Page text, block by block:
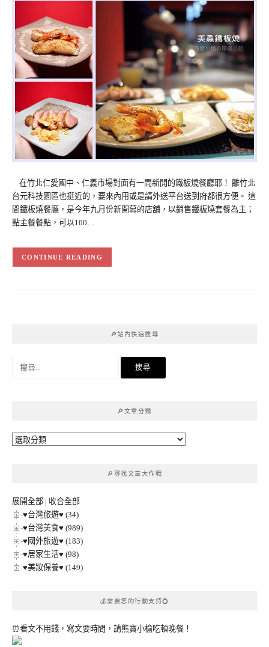
在竹北仁愛國中、仁義市場對面有一間新開的鐵板燒餐廳耶！ 離竹北
台元科技園區也挺近的，要來內用或是請外送平台送到府都很方便。 這
間鐵板燒餐廳，是今年九月份新開幕的店舖，以銷售鐵板燒套餐為主；
點主餐餐點，可以100…
CONTINUE READING
🔎站內快速搜尋
🔎文章分類
🔎
🔎尋找文章大作戰
展開全部 | 收合全部
♥台灣旅遊♥ (34)
♥台灣美食♥ (989)
♥國外旅遊♥ (183)
♥居家生活♥ (98)
♥美妝保養♥ (149)
💰需要您的行動支持💍
⏰看文不用錢，寫文要時間，請熊寶小榆吃頓晚餐！